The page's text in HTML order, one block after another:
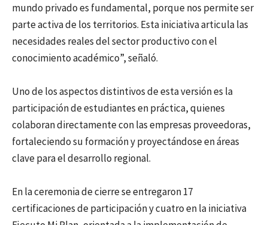
mundo privado es fundamental, porque nos permite ser
parte activa de los territorios. Esta iniciativa articula las
necesidades reales del sector productivo con el
conocimiento académico”, señaló.
Uno de los aspectos distintivos de esta versión es la
participación de estudiantes en práctica, quienes
colaboran directamente con las empresas proveedoras,
fortaleciendo su formación y proyectándose en áreas
clave para el desarrollo regional.
En la ceremonia de cierre se entregaron 17
certificaciones de participación y cuatro en la iniciativa